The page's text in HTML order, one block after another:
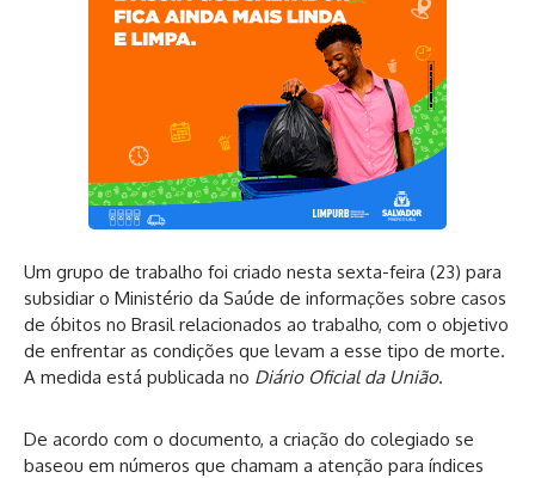
Um grupo de trabalho foi criado nesta sexta-feira (23) para
subsidiar o Ministério da Saúde de informações sobre casos
de óbitos no Brasil relacionados ao trabalho, com o objetivo
de enfrentar as condições que levam a esse tipo de morte.
A medida está publicada no Diário Oficial da União.
De acordo com o documento, a criação do colegiado se
baseou em números que chamam a atenção para índices